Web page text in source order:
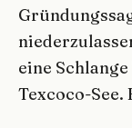
eine
Texcoco-